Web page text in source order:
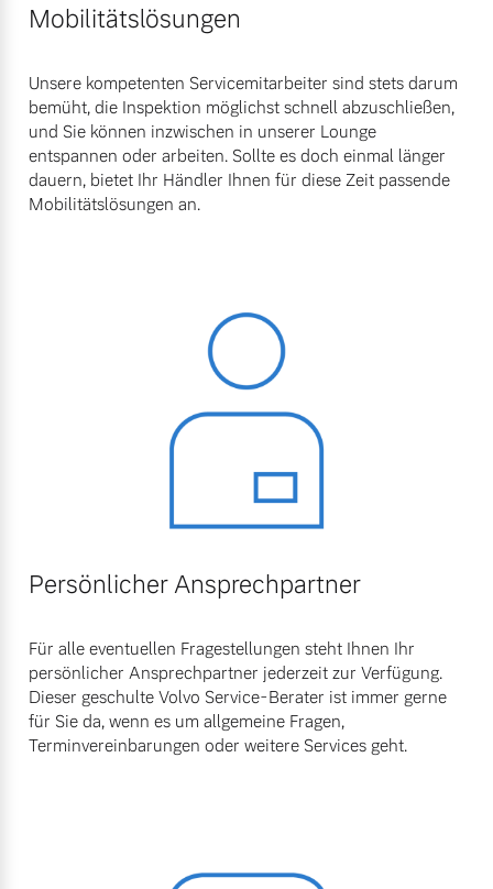
Mobilitätslösungen
Unsere kompetenten Servicemitarbeiter sind stets darum
bemüht, die Inspektion möglichst schnell abzuschließen,
und Sie können inzwischen in unserer Lounge
entspannen oder arbeiten. Sollte es doch einmal länger
dauern, bietet Ihr Händler Ihnen für diese Zeit passende
Mobilitätslösungen an.
Persönlicher Ansprechpartner
Für alle eventuellen Fragestellungen steht Ihnen Ihr
persönlicher Ansprechpartner jederzeit zur Verfügung.
Dieser geschulte Volvo Service-Berater ist immer gerne
für Sie da, wenn es um allgemeine Fragen,
Terminvereinbarungen oder weitere Services geht.